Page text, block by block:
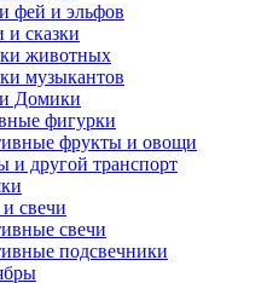
фей и эльфов
и сказки
животных
музыкантов
Домики
фигурки
фрукты и овощи
другой транспорт
свечи
свечи
подсвечники